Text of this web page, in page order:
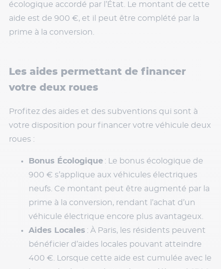
écologique accordé par l’État. Le montant de cette
aide est de 900 €, et il peut être complété par la
prime à la conversion.
Les aides permettant de financer
votre deux roues
Profitez des aides et des subventions qui sont à
votre disposition pour financer votre véhicule deux
roues :
Bonus Écologique : Le bonus écologique de
900 € s’applique aux véhicules électriques
neufs. Ce montant peut être augmenté par la
prime à la conversion, rendant l’achat d’un
véhicule électrique encore plus avantageux.
Aides Locales : À Paris, les résidents peuvent
bénéficier d’aides locales pouvant atteindre
400 €. Lorsque cette aide est cumulée avec le